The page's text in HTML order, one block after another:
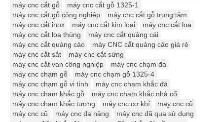
máy cnc cắt gỗ
máy cnc cắt gỗ 1325-1
máy cnc cắt gỗ công nghiệp
máy cnc cắt gỗ trung tâm
máy cnc cắt inox
máy cnc cắt kim loại
máy cnc cắt loa
máy cnc cắt loa thùng
máy cnc cắt quảng cái
máy cnc cắt quảng cáo
máy CNC cắt quảng cáo giá rẻ
máy cnc cắt sắt
máy cnc cắt sừng
máy cnc cắt ván công nghiệp
máy cnc chạm đá
máy cnc chạm gỗ
máy cnc chạm gỗ 1325-4
máy cnc chạm gỗ vi tính
máy cnc chạm khắc đá
máy cnc chạm khắc gỗ
máy cnc chạm khắc nhà cổ
máy cnc chạm khắc tượng
máy cnc cơ khí
may cnc cũ
máy cnc cũ
máy cnc đa năng
máy cnc đã qua sử dụng